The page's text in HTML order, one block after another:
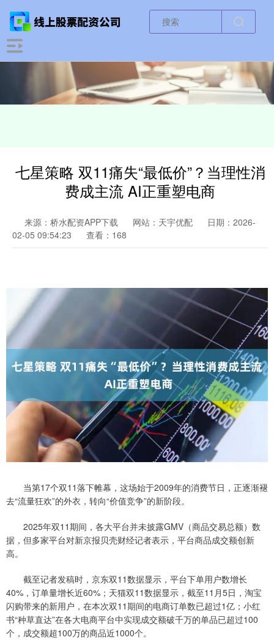
七星策略 双11痛失“最低价”？当理性消
费成主流 AI正重塑电商
来源：桥水配资APP下载 网站：天宇优配
日期：2026-
02-05 09:54:23
查看：168
当第17个双11落下帷幕，这场始于2009年的消费节日，正逐渐褪
去“流量狂欢”的外衣，转向“价值竞争”的新阶段。
2025年双11期间，各大平台并未披露GMV（商品交易总额）数
据，但多家平台对新京报贝壳财经记者表示，平台商品成交额创新
高。
截至记者发稿时，京东双11数据显示，平台下单用户数增长
40%，订单量增长近60%；天猫双11数据显示，截至11月5日，淘宝
闪购带来的新用户，在本次双11期间的电商订单数已超过1亿；小红
书“种草直达”在各大电商平台中实现成交额破千万的单品已超过100
个，成交额超100万的商品近1000个。